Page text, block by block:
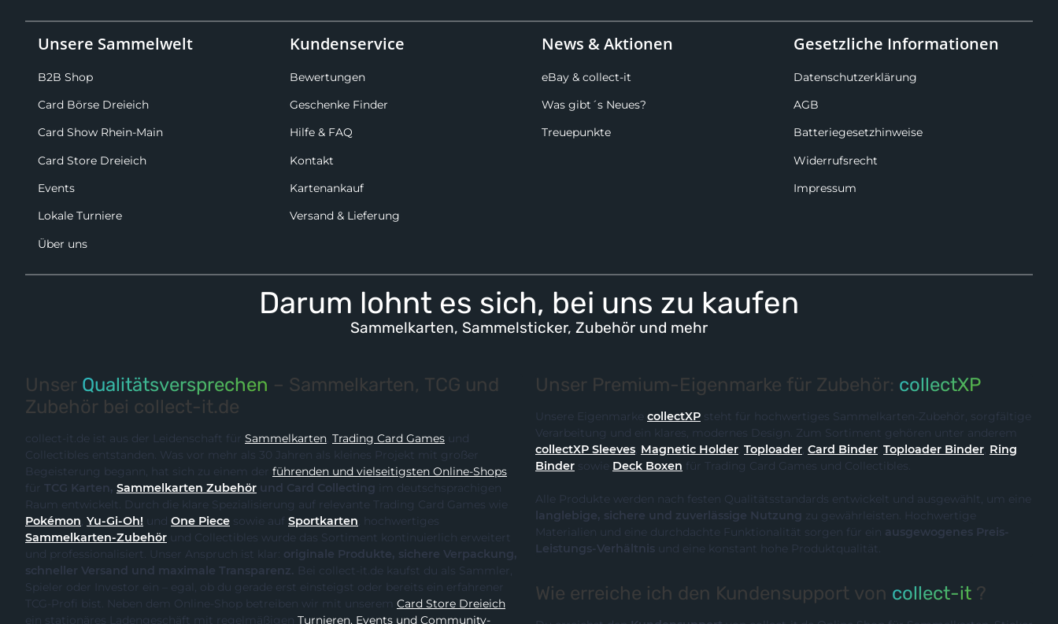
Unsere Sammelwelt
B2B Shop
Card Börse Dreieich
Card Show Rhein-Main
Card Store Dreieich
Events
Lokale Turniere
Über uns
Kundenservice
Bewertungen
Geschenke Finder
Hilfe & FAQ
Kontakt
Kartenankauf
Versand & Lieferung
News & Aktionen
eBay & collect-it
Was gibt´s Neues?
Treuepunkte
Gesetzliche Informationen
Datenschutzerklärung
AGB
Batteriegesetzhinweise
Widerrufsrecht
Impressum
Darum lohnt es sich, bei uns zu kaufen
Sammelkarten, Sammelsticker, Zubehör und mehr
Unser Qualitätsversprechen – Sammelkarten, TCG und
Zubehör bei collect-it.de
collect-it.de ist aus der Leidenschaft für Sammelkarten, Trading Card Games und
Collectibles entstanden. Was vor mehr als 30 Jahren als kleines Projekt mit großer
Begeisterung begann, hat sich zu einem der führenden und vielseitigsten Online-Shops
für TCG Karten, Sammelkarten Zubehör und Card Collecting
im deutschsprachigen
Raum entwickelt. Durch die klare Spezialisierung auf relevante Trading Card Games wie
Pokémon, Yu-Gi-Oh! und One Piece sowie auf Sportkarten , hochwertiges
Sammelkarten-Zubehör
und professionalisiert. Unser Anspruch ist klar: originale Produkte, sichere Verpackung,
schneller Versand und maximale Transparenz. Bei collect-it.de kaufst du als Sammler,
Spieler oder Investor ein – egal, ob du gerade erst einsteigst oder bereits ein erfahrener
TCG-Profi bist. Neben dem Online-Shop betreiben wir mit unserem
Card Store Dreieich
ein stationäres Ladengeschäft mit regelmäßigen Turnieren, Events und Community-
Unser Premium-Eigenmarke für Zubehör: collectXP
Unsere Eigenmarke collectXP steht für hochwertiges Sammelkarten-Zubehör, sorgfältige
Verarbeitung und ein klares, modernes Design. Zum Sortiment gehören unter anderem
collectXP Sleeves, Magnetic Holder, Toploader, Card Binder, Toploader Binder, Ring
Binder sowie Deck Boxen für Trading Card Games und Collectibles.
Alle Produkte werden nach festen Qualitätsstandards entwickelt und ausgewählt, um eine
langlebige, sichere und zuverlässige Nutzung zu gewährleisten. Hochwertige
Materialien und eine durchdachte Funktionalität sorgen für ein ausgewogenes Preis-
Leistungs-Verhältnis und eine konstant hohe Produktqualität.
Wie erreiche ich den Kundensupport von collect-it ?